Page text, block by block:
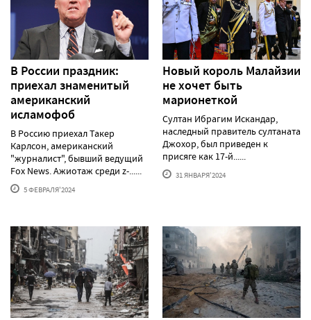
В России праздник:
приехал знаменитый
американский
исламофоб
В Россию приехал Такер
Карлсон, американский
"журналист", бывший ведущий
Fox News. Ажиотаж среди z-......
5 ФЕВРАЛЯ'2024
Новый король Малайзии
не хочет быть
марионеткой
Султан Ибрагим Искандар,
наследный правитель султаната
Джохор, был приведен к
присяге как 17-й......
31 ЯНВАРЯ'2024